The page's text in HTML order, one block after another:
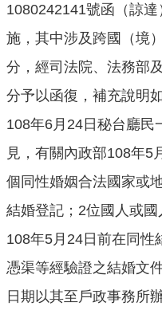
最
消
息
公
開
訊
主
題
區
意
1080242141號函（諒
施，其中涉及跨國（境
分，經司法院、法務部
分予以函復，補充說明
108年6月24日秘台廳民
見，有關內政部108年5
個同性婚姻合法國家或
結婚登記；2位國人或
108年5月24日前在同性
憑渠等經驗證之結婚文
日期以其至戶政事務所